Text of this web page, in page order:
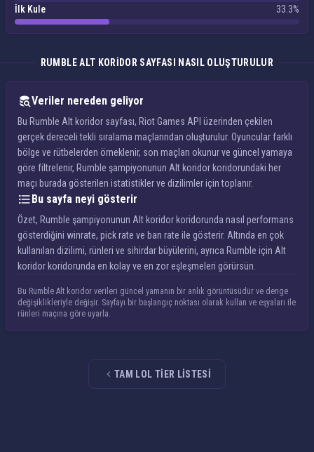
İlk Kule
33.3%
RUMBLE ALT KORIDOR SAYFASI NASIL OLUŞTURULUR
Veriler nereden geliyor
Bu Rumble Alt koridor sayfası, Riot Games API üzerinden çekilen
gerçek dereceli tekli sıralama maçlarından oluşturulur. Oyuncular farklı
bölge ve rütbelerden örneklenir, son maçları okunur ve güncel yamaya
göre filtrelenir, Rumble şampiyonunun Alt koridor koridorundaki her
maçı burada gösterilen istatistikler ve dizilimler için toplanır.
Bu sayfa neyi gösterir
Özet, Rumble şampiyonunun Alt koridor koridorunda nasıl performans
gösterdiğini winrate, pick rate ve ban rate ile gösterir. Altında en çok
kullanılan dizilimi, rünleri ve sihirdar büyülerini, ayrıca Rumble için Alt
koridor koridorunda en kolay ve en zor eşleşmeleri görürsün.
Bu Rumble Alt koridor verileri güncel yamanın bir anlık görüntüsüdür ve denge
değişiklikleriyle değişir. Sayfayı bir başlangıç noktası olarak kullan ve eşyaları ile
rünleri maçına göre uyarla.
TAM LOL TIER LISTESI